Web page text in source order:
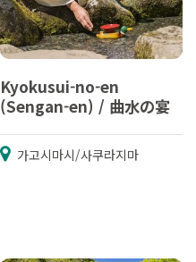
Kyokusui-no-en
(Sengan-en) / 曲水の宴
가고시마시/사쿠라지마